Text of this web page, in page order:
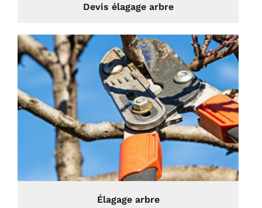
Devis élagage arbre
Élagage arbre